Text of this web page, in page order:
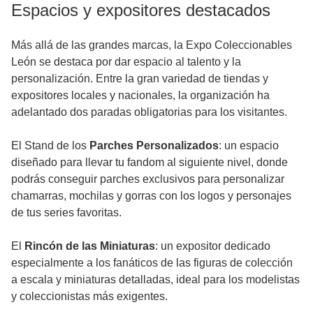
Espacios y expositores destacados
Más allá de las grandes marcas, la Expo Coleccionables
León se destaca por dar espacio al talento y la
personalización. Entre la gran variedad de tiendas y
expositores locales y nacionales, la organización ha
adelantado dos paradas obligatorias para los visitantes.
El Stand de los Parches Personalizados: un espacio
diseñado para llevar tu fandom al siguiente nivel, donde
podrás conseguir parches exclusivos para personalizar
chamarras, mochilas y gorras con los logos y personajes
de tus series favoritas.
El Rincón de las Miniaturas: un expositor dedicado
especialmente a los fanáticos de las figuras de colección
a escala y miniaturas detalladas, ideal para los modelistas
y coleccionistas más exigentes.